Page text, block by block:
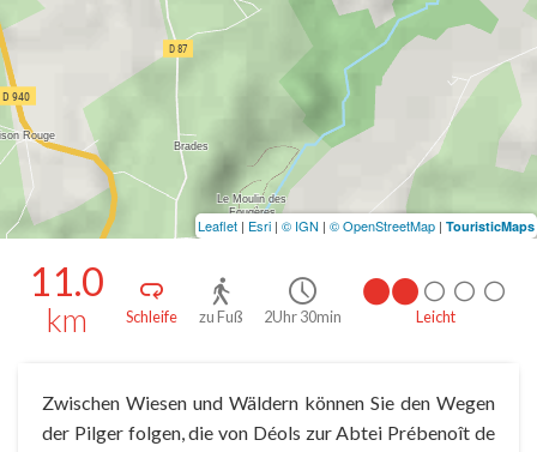
11.0
km Schleife zu Fuß 2Uhr 30min Leicht
Zwischen Wiesen und Wäldern können Sie den Wegen
der Pilger folgen, die von Déols zur Abtei Prébenoît de
Leaflet | Esri | © IGN | © OpenStreetMap | TouristicMaps